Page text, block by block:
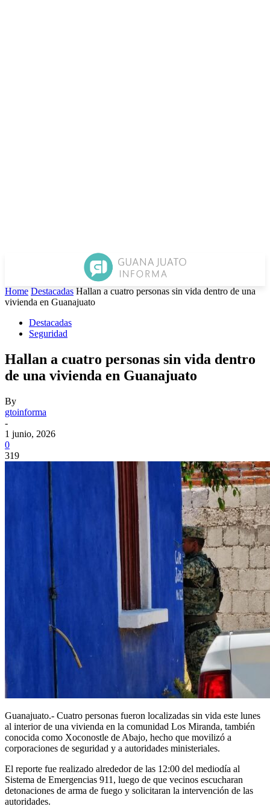
Home Destacadas Hallan a cuatro personas sin vida dentro de una
vivienda en Guanajuato
Destacadas
Seguridad
Hallan a cuatro personas sin vida dentro
de una vivienda en Guanajuato
By
gtoinforma
-
1 junio, 2026
0
319
Guanajuato.- Cuatro personas fueron localizadas sin vida este lunes
al interior de una vivienda en la comunidad Los Miranda, también
conocida como Xoconostle de Abajo, hecho que movilizó a
corporaciones de seguridad y a autoridades ministeriales.
El reporte fue realizado alrededor de las 12:00 del mediodía al
Sistema de Emergencias 911, luego de que vecinos escucharan
detonaciones de arma de fuego y solicitaran la intervención de las
autoridades.